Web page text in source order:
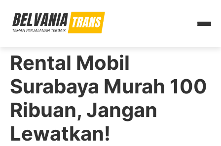
Rental Mobil
Surabaya Murah 100
Ribuan, Jangan
Lewatkan!